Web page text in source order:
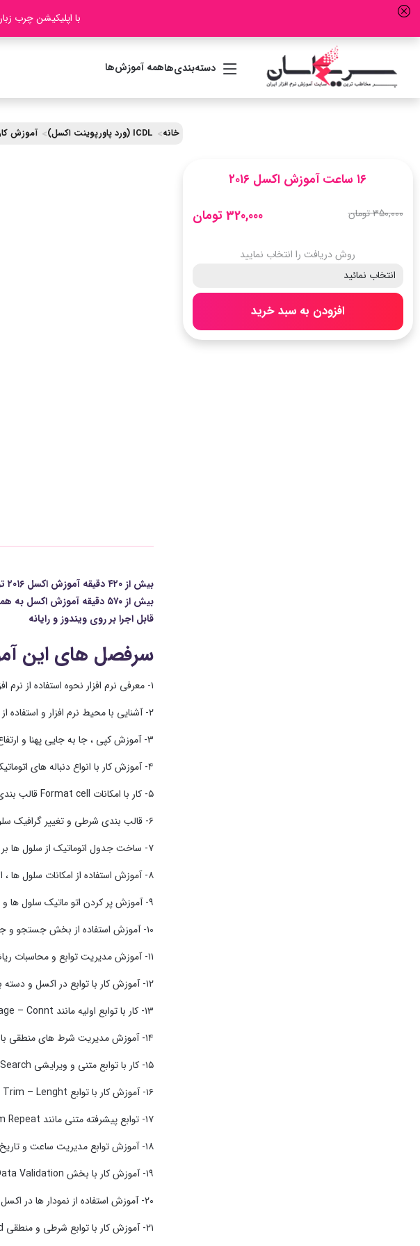
با اپلیکیشن چرب زبان، هر زبانی
دسته‌بندی‌هاهمه آموزش‌ها
خانه ICDL (ورد پاورپوینت اکسل) آموزش
۱۶ ساعت آموزش اکسل ۲۰۱۶
350,000 تومان 320,000 تومان
روش دریافت را انتخاب نمایید
افزودن به سبد خرید
بیش از ۴۲۰ دقیقه آموزش اکسل ۲۰۱۶ توسط استاد جمشیدی
بیش از ۵۷۰ دقیقه آموزش اکسل به همراه قابلیتهای جدید مایکروسافت آفیس از کمپانی معتبر و جهانی لیندا به زبان اصلی
قابل اجرا بر روی ویندوز و رایانه
سرفصل های این
۱- معرفی نرم افزار نحوه استفاده از نرم افزار و تنظیمات اولیه
۲- آشنایی با محیط نرم افزار و استفاده از الگو های آماده و تنظیم محیط کاری
۳- آموزش کپی ، جا به جایی پهنا و ارتفاع و ستون و قابلیت Autofill
۴- آموزش کار با انواع دنباله های اتوماتیک و ساخت Custlist
۵- کار با امکانات Format cell قالب بندی اعداد و تقویم شمسی
۶- قالب بندی شرطی و تغییر گرافیک سلول ها بر اساس مقدار آن Conditional Formating
۷- ساخت جدول اتوماتیک از سلول ها بر اساس نوع اطلاعات
۸- آموزش استفاده از امکانات سلول ها ، اضافه ، حذف ، قفل سلولی
۹- آموزش پر کردن اتو ماتیک سلول ها و استفاده از بخش های Series
۱۰- آموزش استفاده از بخش جستجو و جایگزین کردن اطلاعات Flash fill
۱۱- آموزش مدیریت توابع و محاسبات ریاضی با استفاده از علائم ریاضی
۱۲- آموزش کار با توابع در اکسل و دسته بندی آنها
۱۳- کار با توابع اولیه مانند Sun – Average – Connt
۱۴- آموزش مدیریت شرط های منطقی با استفاده از دستورات شرطی If
۱۵- کار با توابع متنی و ویرایشی Left – Right – Mid -Search
۱۶- آموزش کار با توابع Match – Trim – Lenght
۱۷- توابع پیشرفته متنی مانند Trim Repeat
۱۸- آموزش توابع مدیریت ساعت و تاریخ Date – Time
۱۹- آموزش کار با بخش Data Validation و اعتبار سنجی اطلاعات
۲۰- آموزش استفاده از نمودار ها در اکسل بر اساس اطلاعات Chart
۲۱- آموزش کار با توابع شرطی و منطقی If – Or – And